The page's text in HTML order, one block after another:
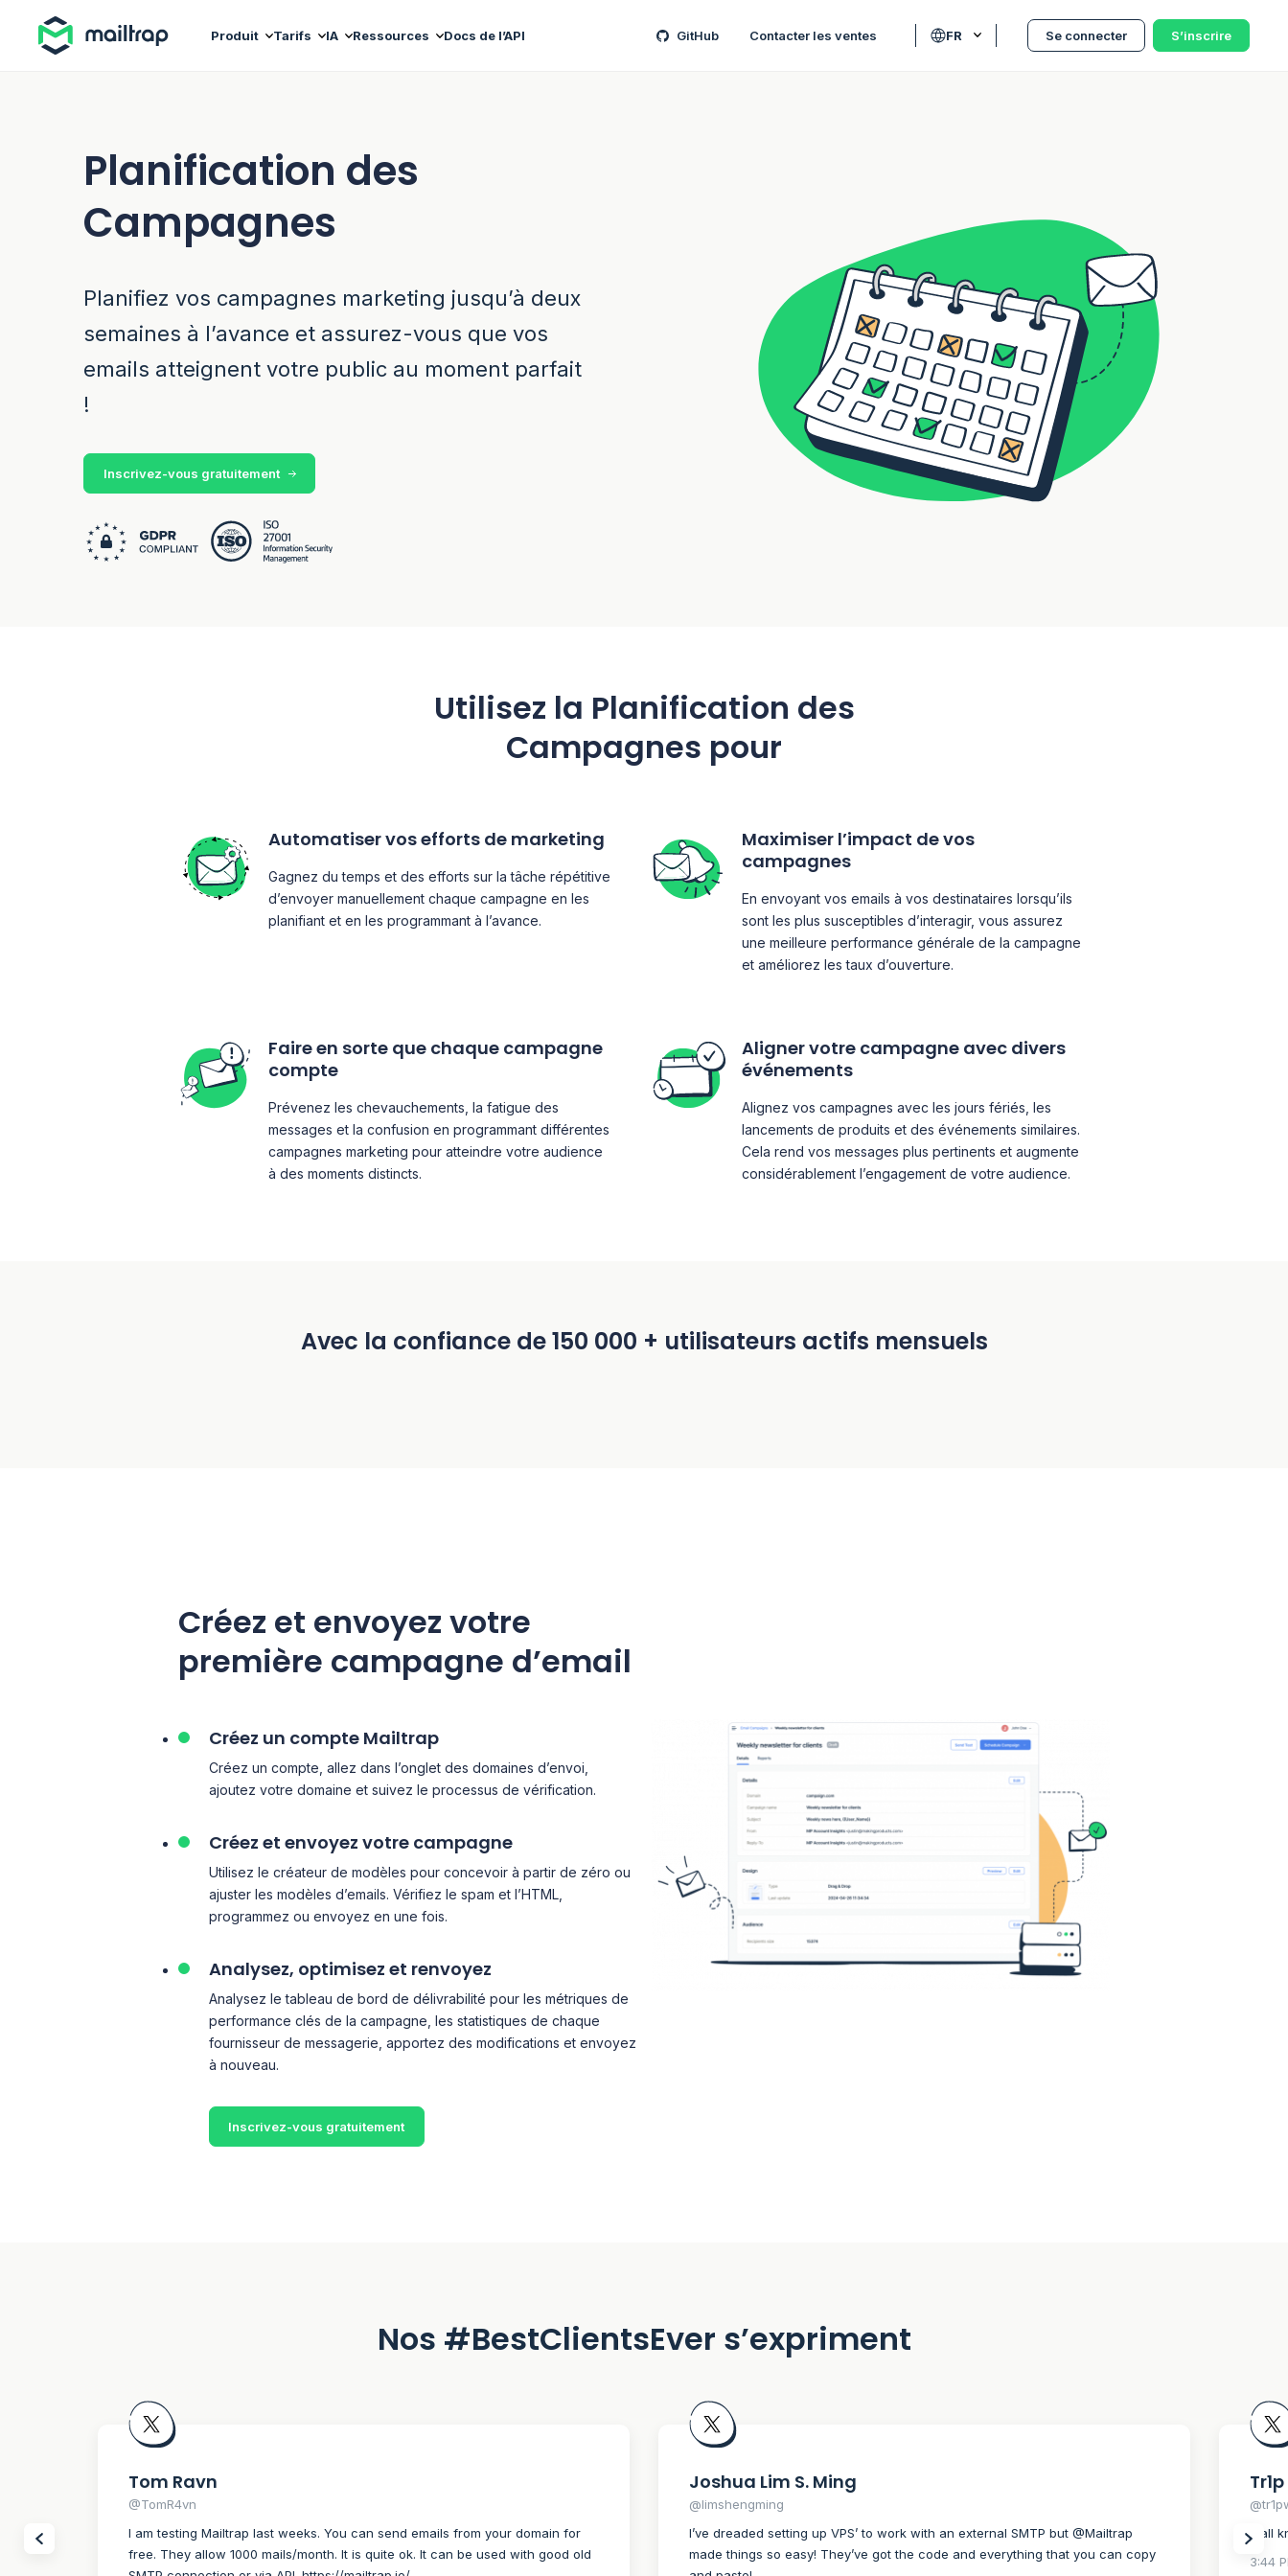
Produit Tarifs IA Ressources Docs de l’API GitHub Contacter les ventes FR Se connecter S’inscrire
Planification des
Campagnes
Planifiez vos campagnes marketing jusqu’à deux
semaines à l’avance et assurez-vous que vos
emails atteignent votre public au moment parfait
!
Inscrivez-vous gratuitement
Utilisez la Planification des
Campagnes pour
Automatiser vos efforts de marketing
Gagnez du temps et des efforts sur la tâche répétitive
d’envoyer manuellement chaque campagne en les
planifiant et en les programmant à l’avance.
Maximiser l’impact de vos
campagnes
En envoyant vos emails à vos destinataires lorsqu’ils
sont les plus susceptibles d’interagir, vous assurez
une meilleure performance générale de la campagne
et améliorez les taux d’ouverture.
Faire en sorte que chaque campagne
compte
Prévenez les chevauchements, la fatigue des
messages et la confusion en programmant différentes
campagnes marketing pour atteindre votre audience
à des moments distincts.
Aligner votre campagne avec divers
événements
Alignez vos campagnes avec les jours fériés, les
lancements de produits et des événements similaires.
Cela rend vos messages plus pertinents et augmente
considérablement l’engagement de votre audience.
Avec la confiance de 150 000 + utilisateurs actifs mensuels
Créez et envoyez votre
première campagne d’email
Créez un compte Mailtrap
Créez un compte, allez dans l’onglet des domaines d’envoi,
ajoutez votre domaine et suivez le processus de vérification.
Créez et envoyez votre campagne
Utilisez le créateur de modèles pour concevoir à partir de zéro ou
ajuster les modèles d’emails. Vérifiez le spam et l’HTML,
programmez ou envoyez en une fois.
Analysez, optimisez et renvoyez
Analysez le tableau de bord de délivrabilité pour les métriques de
performance clés de la campagne, les statistiques de chaque
fournisseur de messagerie, apportez des modifications et envoyez
à nouveau.
Inscrivez-vous gratuitement
Nos #BestClientsEver s’expriment
Tom Ravn
@TomR4vn
I am testing Mailtrap last weeks. You can send emails from your domain for
free. They allow 1000 mails/month. It is quite ok. It can be used with good old
Joshua Lim S. Ming
@limshengming
I’ve dreaded setting up VPS’ to work with an external SMTP but @Mailtrap
made things so easy! They’ve got the code and everything that you can copy
Tr1p
Y’all
3:44